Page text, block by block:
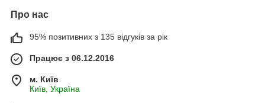
Про нас
95% позитивних з 135 відгуків за рік
Працює з 06.12.2016
м. Київ
Київ, Україна